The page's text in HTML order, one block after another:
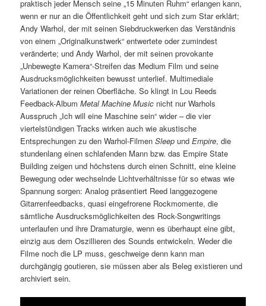
praktisch jeder Mensch seine „15 Minuten Ruhm“ erlangen kann,
wenn er nur an die Öffentlichkeit geht und sich zum Star erklärt;
Andy Warhol, der mit seinen Siebdruckwerken das Verständnis
von einem „Originalkunstwerk“ entwertete oder zumindest
veränderte; und Andy Warhol, der mit seinen provokante
„Unbewegte Kamera“-Streifen das Medium Film und seine
Ausdrucksmöglichkeiten bewusst unterlief. Multimediale
Variationen der reinen Oberfläche. So klingt in Lou Reeds
Feedback-AlbumMetal Machine Music nicht nur Warhols
Ausspruch „Ich will eine Maschine sein“ wider – die vier
viertelstündigen Tracks wirken auch wie akustische
Entsprechungen zu den Warhol-FilmenSleep undEmpire, die
stundenlang einen schlafenden Mann bzw. das Empire State
Building zeigen und höchstens durch einen Schnitt, eine kleine
Bewegung oder wechselnde Lichtverhältnisse für so etwas wie
Spannung sorgen: Analog präsentiert Reed langgezogene
Gitarrenfeedbacks, quasi eingefrorene Rockmomente, die
sämtliche Ausdrucksmöglichkeiten des Rock-Songwritings
unterlaufen und ihre Dramaturgie, wenn es überhaupt eine gibt,
einzig aus dem Oszillieren des Sounds entwickeln. Weder die
Filme noch die LP muss, geschweige denn kann man
durchgängig goutieren, sie müssen aber als Beleg existieren und
archiviert sein.